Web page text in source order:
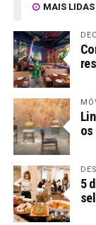
MAIS LIDAS
5